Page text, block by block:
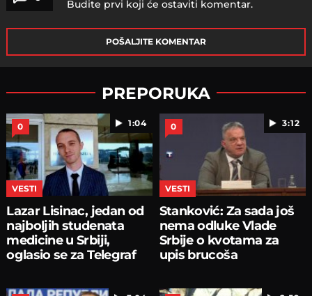
Budite prvi koji će ostaviti komentar.
POŠALJITE KOMENTAR
PREPORUKA
1:04
0
VESTI
Lazar Lisinac, jedan od
najboljih studenata
medicine u Srbiji,
oglasio se za Telegraf
3:12
0
VESTI
Stanković: Za sada još
nema odluke Vlade
Srbije o kvotama za
upis brucoša